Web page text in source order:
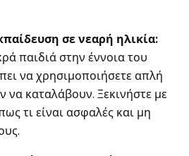
σε νεαρή ηλικία:
παιδιά στην έννοια του
να χρησιμοποιήσετε απλή
καταλάβουν. Ξεκινήστε με
τι είναι ασφαλές και μη